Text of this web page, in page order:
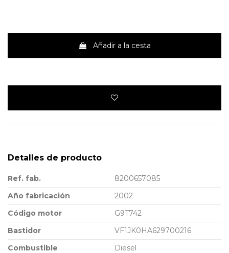
Añadir a la cesta
Detalles de producto
Ref. fab.
8200657085
Año fabricación
2002
Código motor
G9T742
Bastidor
VF1JK0HA629700216
Combustible
Diesel